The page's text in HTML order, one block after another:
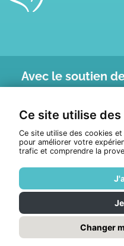
Ce site utilise
Ce site utilise des cookies
pour améliorer votre
trafic et comprendre la
Changer
Avec le soutien
© Tous droits réservés
Politique de
Réalisation :Pixéine